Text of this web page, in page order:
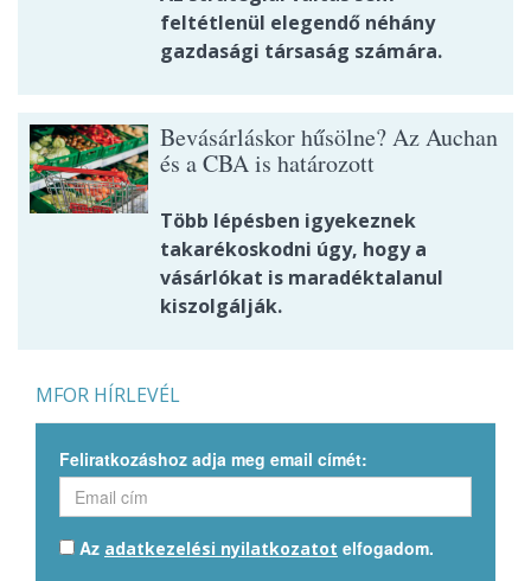
feltétlenül elegendő néhány
gazdasági társaság számára.
Bevásárláskor hűsölne? Az Auchan
és a CBA is határozott
Több lépésben igyekeznek
takarékoskodni úgy, hogy a
vásárlókat is maradéktalanul
kiszolgálják.
MFOR HÍRLEVÉL
Feliratkozáshoz adja meg email címét:
Az adatkezelési nyilatkozatot elfogadom.